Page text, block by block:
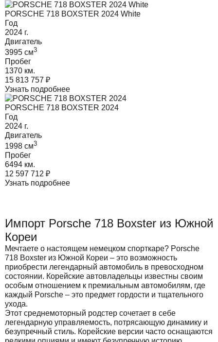
PORSCHE 718 BOXSTER 2024 White
Год
2024 г.
Двигатель
3995 cм3
Пробег
1370 км.
15 813 757 ₽
Узнать подробнее
PORSCHE 718 BOXSTER 2024
Год
2024 г.
Двигатель
1998 cм3
Пробег
6494 км.
12 597 712 ₽
Узнать подробнее
Импорт Porsche 718 Boxster из Южной
Кореи
Мечтаете о настоящем немецком спорткаре? Porsche
718 Boxster из Южной Кореи – это возможность
приобрести легендарный автомобиль в превосходном
состоянии. Корейские автовладельцы известны своим
особым отношением к премиальным автомобилям, где
каждый Porsche – это предмет гордости и тщательного
ухода.
Этот среднемоторный родстер сочетает в себе
легендарную управляемость, потрясающую динамику и
безупречный стиль. Корейские версии часто оснащаются